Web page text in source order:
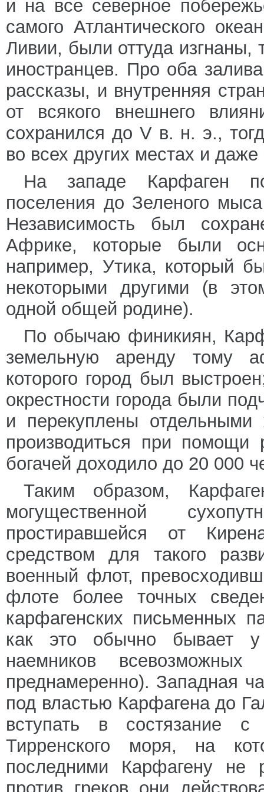
и на все северное
самого Атлантического
Ливии, были оттуда изгнаны,
иностранцев. Про оба
рассказы, и внутренняя
от всякого внешнего
сохранился до V в. н. э.,
во всех других местах и
На западе Карфаген
поселения до Зеленого
Независимость был
Африке, которые были
например, Утика, который
некоторыми другими (в
одной общей родине).
По обычаю финикиян,
земельную аренду тому
которого город был
окрестности города были
и перекуплены
производиться при помощи
богачей доходило до 20 000
Таким образом,
могущественной
простиравшейся от
средством для такого
военный флот,
флоте более точных
карфагенских письменных
как это обычно бывает у
наемников всевозможных
преднамеренно). Западная
под властью Карфагена до
вступать в состязание
Тирренского моря, на
последними Карфагену не